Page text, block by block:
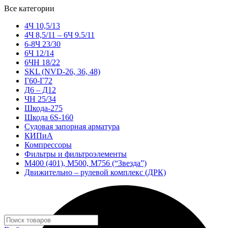
Все категории
4Ч 10,5/13
4Ч 8,5/11 – 6Ч 9.5/11
6-8Ч 23/30
6Ч 12/14
6ЧН 18/22
SKL (NVD-26, 36, 48)
Г60-Г72
Д6 – Д12
ЧН 25/34
Шкода-275
Шкода 6S-160
Судовая запорная арматура
КИПиА
Компрессоры
Фильтры и фильтроэлементы
М400 (401), М500, М756 (“Звезда”)
Движительно – рулевой комплекс (ДРК)